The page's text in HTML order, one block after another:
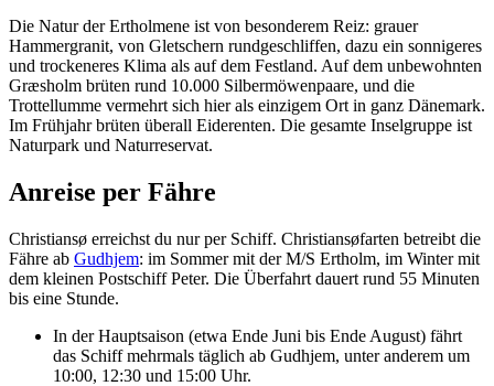
Die Natur der Ertholmene ist von besonderem Reiz: grauer
Hammergranit, von Gletschern rundgeschliffen, dazu ein sonnigeres
und trockeneres Klima als auf dem Festland. Auf dem unbewohnten
Græsholm brüten rund 10.000 Silbermöwenpaare, und die
Trottellumme vermehrt sich hier als einzigem Ort in ganz Dänemark.
Im Frühjahr brüten überall Eiderenten. Die gesamte Inselgruppe ist
Naturpark und Naturreservat.
Anreise per Fähre
Christiansø erreichst du nur per Schiff. Christiansøfarten betreibt die
Fähre ab Gudhjem: im Sommer mit der M/S Ertholm, im Winter mit
dem kleinen Postschiff Peter. Die Überfahrt dauert rund 55 Minuten
bis eine Stunde.
In der Hauptsaison (etwa Ende Juni bis Ende August) fährt
das Schiff mehrmals täglich ab Gudhjem, unter anderem um
10:00, 12:30 und 15:00 Uhr.